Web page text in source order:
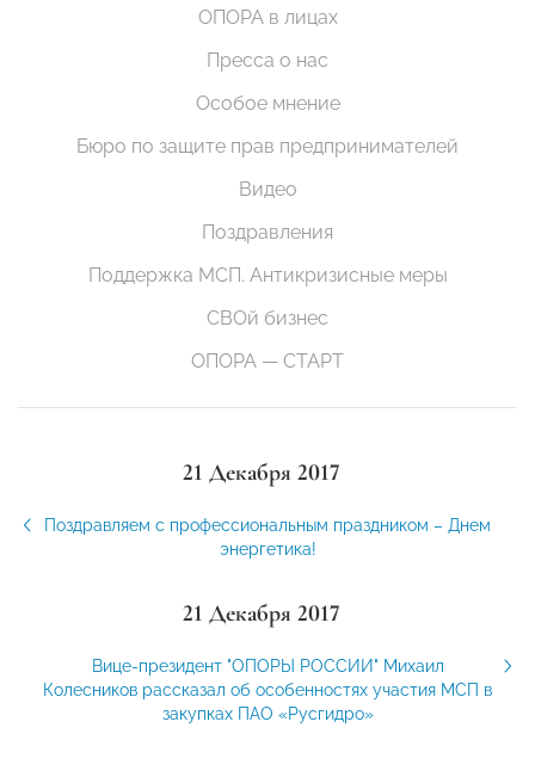
ОПОРА в лицах
Пресса о нас
Особое мнение
Бюро по защите прав предпринимателей
Видео
Поздравления
Поддержка МСП. Антикризисные меры
СВОй бизнес
ОПОРА — СТАРТ
21 Декабря 2017
Поздравляем с профессиональным праздником – Днем
энергетика!
21 Декабря 2017
Вице-президент "ОПОРЫ РОССИИ" Михаил
Колесников рассказал об особенностях участия МСП в
закупках ПАО «Русгидро»